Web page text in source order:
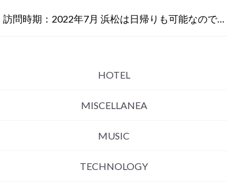
訪問時期：2022年7月 浜松は日帰りも可能なので…
HOTEL
MISCELLANEA
MUSIC
TECHNOLOGY